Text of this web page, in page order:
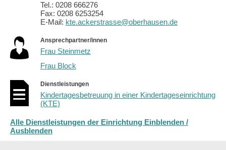
Tel.: 0208 666276
Fax: 0208 6253254
E-Mail: kte.ackerstrasse@oberhausen.de
Ansprechpartner/innen
Frau Steinmetz
Frau Block
Dienstleistungen
Kindertagesbetreuung in einer Kindertageseinrichtung
(KTE)
Alle Dienstleistungen der Einrichtung Einblenden /
Ausblenden